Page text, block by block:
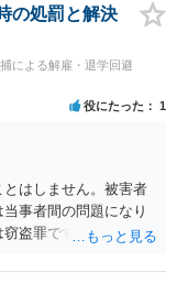
りますが、少なくと
捕勾留されるケース
には不起訴ないし各
す）。2度としないこ
の処罰と解決
による解雇・退学回避
役にたった 1
はしません。被害者
事者間の問題になり
盗罪ですので、逮捕